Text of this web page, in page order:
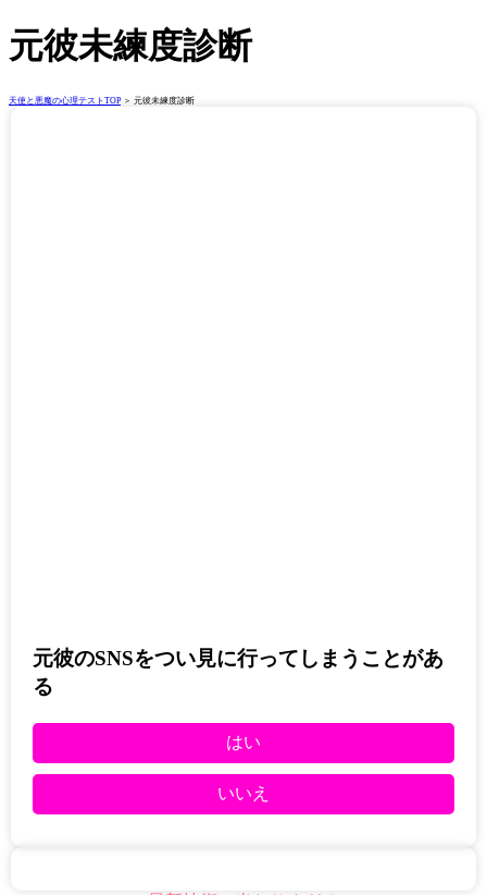
元彼未練度診断
天使と悪魔の心理テストTOP ＞ 元彼未練度診断
元彼のSNSをつい見に行ってしまうことがあ
る
はい
いいえ